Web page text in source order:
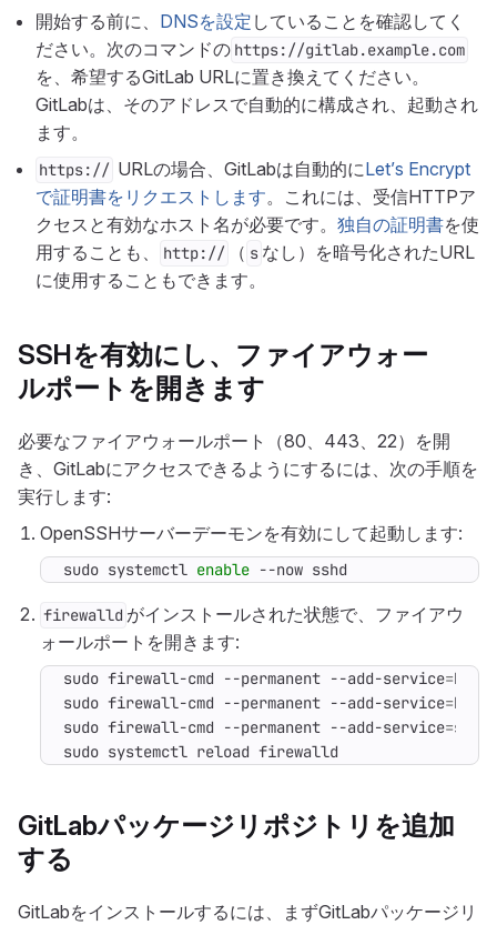
開始する前に、 DNSを設定 していることを確認してく
ださい。次のコマンドの https://gitlab.example.com
を、希望するGitLab URLに置き換えてください。
GitLabは、そのアドレスで自動的に構成され、起動され
ます。
https:// URLの場合、GitLabは自動的にLet’s Encrypt
で証明書をリクエストします。これには、受信HTTPア
クセスと有効なホスト名が必要です。 独自の証明書を使
用することも、
http:// （ s なし）を暗号化されたURL
に使用することもできます。
SSHを有効にし、ファイアウォー
ルポートを開きます
必要なファイアウォールポート（80、443、22）を開
き、GitLabにアクセスできるようにするには、次の手順を
実行します:
OpenSSHサーバーデーモンを有効にして起動します:
sudo systemctl enable --now sshd
firewalld がインストールされた状態で、ファイアウ
ォールポートを開きます:
sudo firewall-cmd --permanent --add-service=
sudo firewall-cmd --permanent --add-service=
sudo firewall-cmd --permanent --add-service=
sudo systemctl reload firewalld
GitLabパッケージリポジトリを追加
する
GitLabをインストールするには、まずGitLabパッケージリ